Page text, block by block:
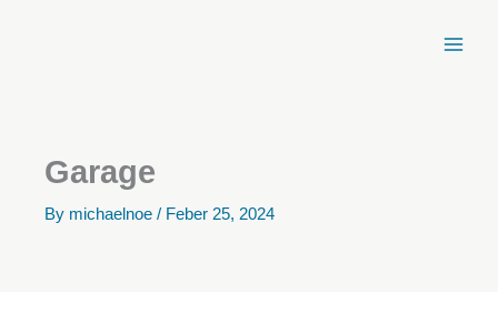
Garage
By michaelnoe / Feber 25, 2024